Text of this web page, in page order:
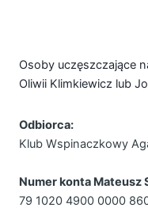
Osoby uczęszczające
Oliwii Klimkiewicz lub
Odbiorca:
Klub Wspinaczkowy
Numer konta Mateusz
79 1020 4900 0000